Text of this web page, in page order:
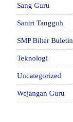
Sang Guru
Santri Tangguh
SMP Bilter Buletin
Teknologi
Uncategorized
Wejangan Guru